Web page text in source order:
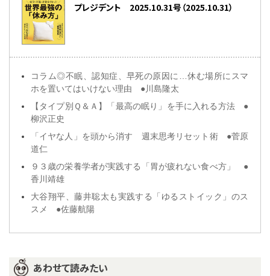
プレジデント 2025.10.31号（2025.10.31）
コラム◎不眠、認知症、早死の原因に…休む場所にスマ
ホを置いてはいけない理由 ●川島隆太
【タイプ別Ｑ＆Ａ】「最高の眠り」を手に入れる方法 ●
柳沢正史
「イヤな人」を頭から消す 週末思考リセット術 ●菅原
道仁
９３歳の栄養学者が実践する「胃が疲れない食べ方」 ●
香川靖雄
大谷翔平、藤井聡太も実践する「ゆるストイック」のス
スメ ●佐藤航陽
あわせて読みたい